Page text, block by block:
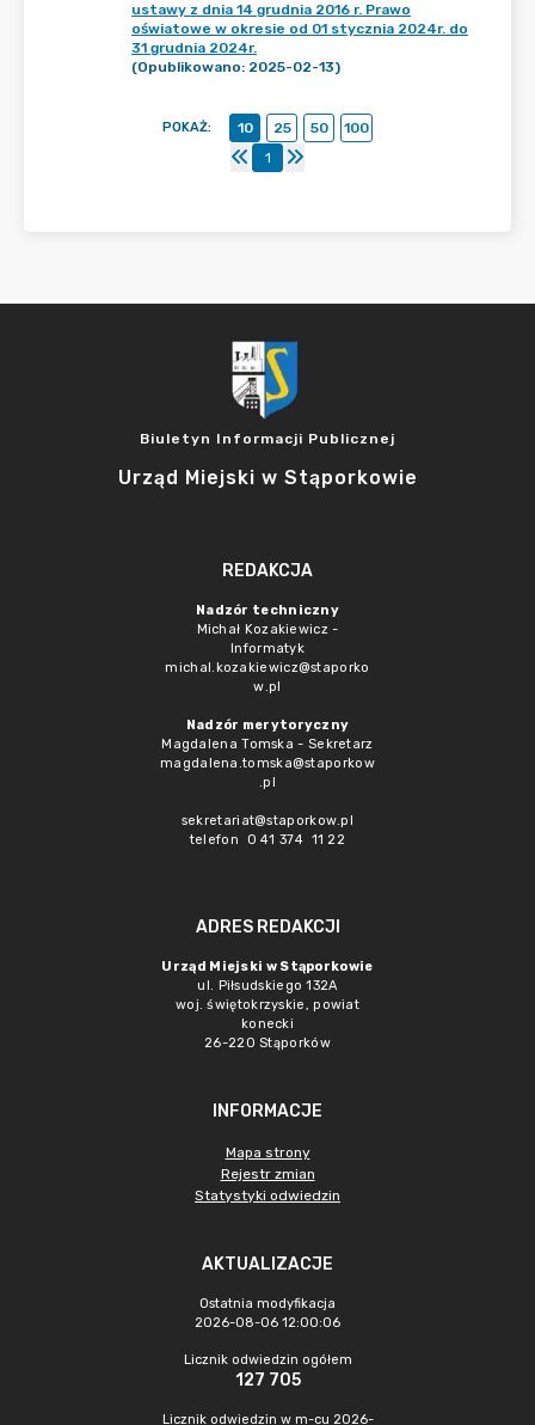
ustawy z dnia 14 grudnia 2016 r. Prawo
oświatowe w okresie od 01 stycznia 2024r. do
31 grudnia 2024r.
(Opublikowano: 2025-02-13)
POKAŻ: 10 25 50
100
1
Biuletyn Informacji Publicznej
Urząd Miejski w Stąporkowie
REDAKCJA
Nadzór techniczny
Michał Kozakiewicz -
Informatyk
michal.kozakiewicz@staporko
w.pl
Nadzór merytoryczny
Magdalena Tomska - Sekretarz
magdalena.tomska@staporkow
.pl
sekretariat@staporkow.pl
telefon 0 41 374 11 22
ADRES REDAKCJI
Urząd Miejski w Stąporkowie
ul. Piłsudskiego 132A
woj. świętokrzyskie, powiat
konecki
26-220 Stąporków
INFORMACJE
Mapa strony
Rejestr zmian
Statystyki odwiedzin
AKTUALIZACJE
Ostatnia modyfikacja
2026-08-06 12:00:06
Licznik odwiedzin ogółem
127 705
Licznik odwiedzin w m-cu 2026-